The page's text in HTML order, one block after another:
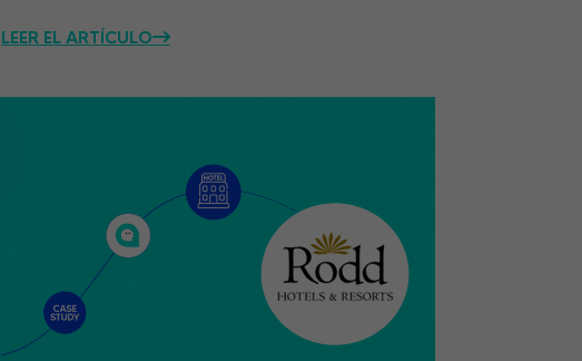
LEER EL ARTÍCULO